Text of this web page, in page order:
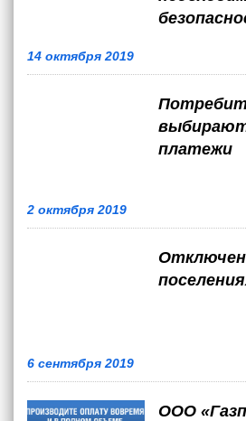
14 октября 2019
платежи
2 октября 2019
6 сентября 2019
ООО